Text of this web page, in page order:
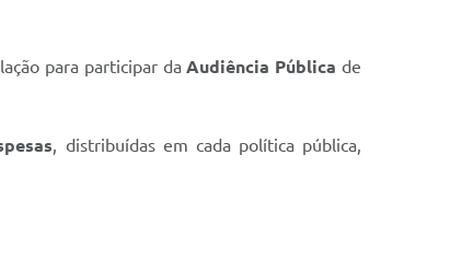
para participar daAudiência Pública de
, distribuídas em cada política pública,